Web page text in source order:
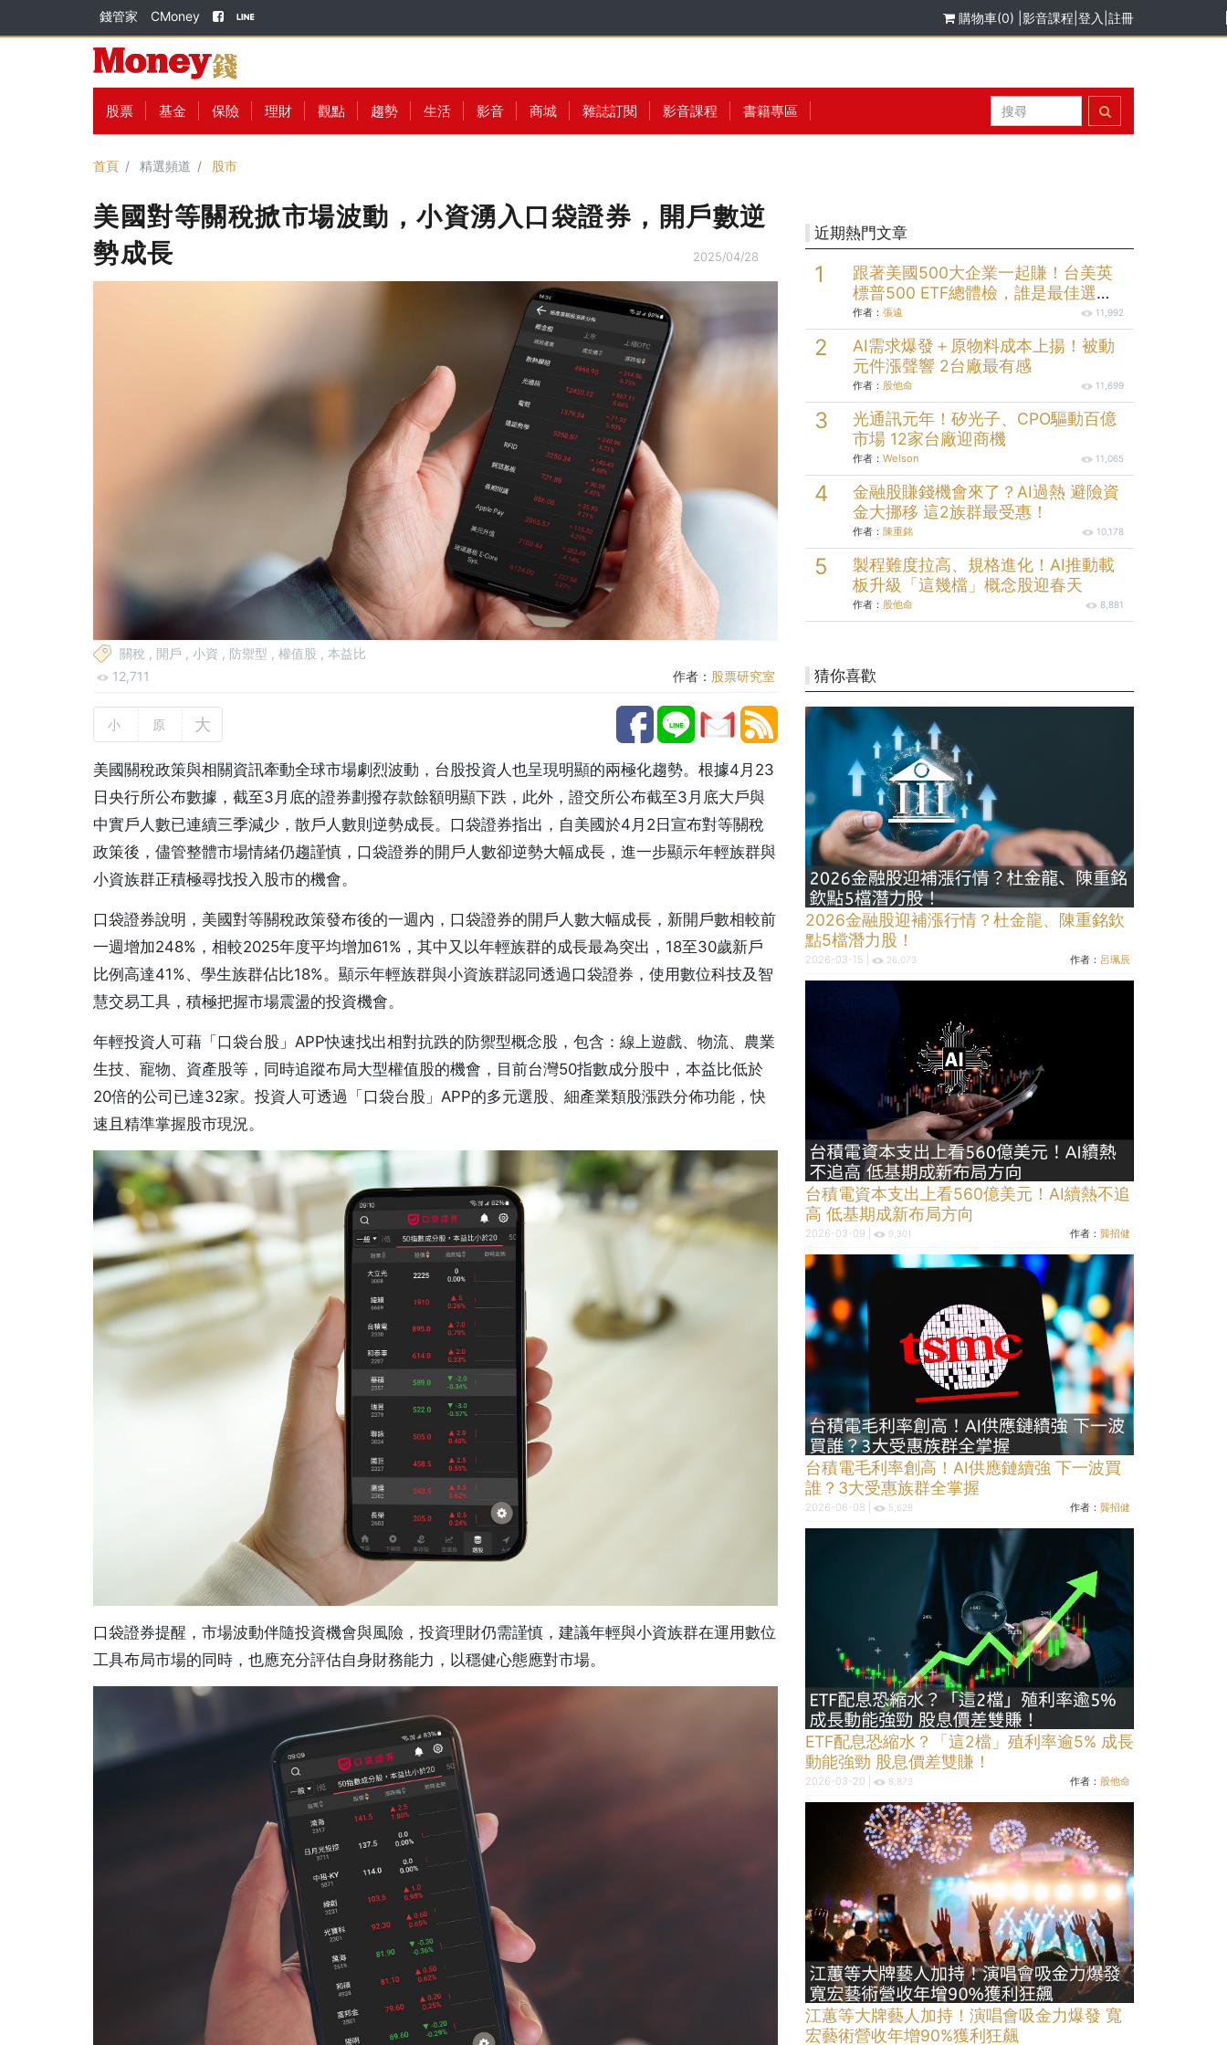
錢管家 CMoney 購物車(0) 影音課程 登入 註冊
股票 基金 保險 理財 觀點 趨勢 生活 影音 商城 雜誌訂閱 影音課程 書籍專區
首頁 精選頻道 股市
美國對等關稅掀市場波動，小資湧入口袋證券，開戶數逆
勢成長
2025/04/28
關稅 , 開戶 , 小資 , 防禦型 , 權值股 , 本益比
12,711
作者： 股票研究室
小 原 大
美國關稅政策與相關資訊牽動全球市場劇烈波動，台股投資人也呈現明顯的兩極化趨勢。根據4月23
日央行所公布數據，截至3月底的證券劃撥存款餘額明顯下跌，此外，證交所公布截至3月底大戶與
中實戶人數已連續三季減少，散戶人數則逆勢成長。口袋證券指出，自美國於4月2日宣布對等關稅
政策後，儘管整體市場情緒仍趨謹慎，口袋證券的開戶人數卻逆勢大幅成長，進一步顯示年輕族群與
小資族群正積極尋找投入股市的機會。
口袋證券說明，美國對等關稅政策發布後的一週內，口袋證券的開戶人數大幅成長，新開戶數相較前
一週增加248%，相較2025年度平均增加61%，其中又以年輕族群的成長最為突出，18至30歲新戶
比例高達41%、學生族群佔比18%。顯示年輕族群與小資族群認同透過口袋證券，使用數位科技及智
慧交易工具，積極把握市場震盪的投資機會。
年輕投資人可藉「口袋台股」APP快速找出相對抗跌的防禦型概念股，包含：線上遊戲、物流、農業
生技、寵物、資產股等，同時追蹤布局大型權值股的機會，目前台灣50指數成分股中，本益比低於
20倍的公司已達32家。投資人可透過「口袋台股」APP的多元選股、細產業類股漲跌分佈功能，快
速且精準掌握股市現況。
口袋證券提醒，市場波動伴隨投資機會與風險，投資理財仍需謹慎，建議年輕與小資族群在運用數位
工具布局市場的同時，也應充分評估自身財務能力，以穩健心態應對市場。
近期熱門文章
跟著美國500大企業一起賺！台美英
標普500 ETF總體檢，誰是最佳選
擇？
作者： 張遠 11,992
AI需求爆發＋原物料成本上揚！被動
元件漲聲響 2台廠最有感
作者： 股他命 11,699
光通訊元年！矽光子、CPO驅動百億
市場 12家台廠迎商機
作者： Welson 11,065
金融股賺錢機會來了？AI過熱 避險資
金大挪移 這2族群最受惠！
作者： 陳重銘 10,178
製程難度拉高、規格進化！AI推動載
板升級「這幾檔」概念股迎春天
作者： 股他命 8,881
猜你喜歡
2026金融股迎補漲行情？杜金龍、陳重銘欽
點5檔潛力股！
2026-03-15 | 26,073 作者： 呂珮辰
台積電資本支出上看560億美元！AI續熱不追
高 低基期成新布局方向
2026-03-09 | 9,301 作者：龔招健
台積電毛利率創高！AI供應鏈續強 下一波買
誰？3大受惠族群全掌握
2026-06-08 | 5,628 作者：龔招健
ETF配息恐縮水？「這2檔」殖利率逾5% 成長
動能強勁 股息價差雙賺！
2026-03-20 | 8,873 作者： 股他命
江蕙等大牌藝人加持！演唱會吸金力爆發 寬
宏藝術營收年增90%獲利狂飆